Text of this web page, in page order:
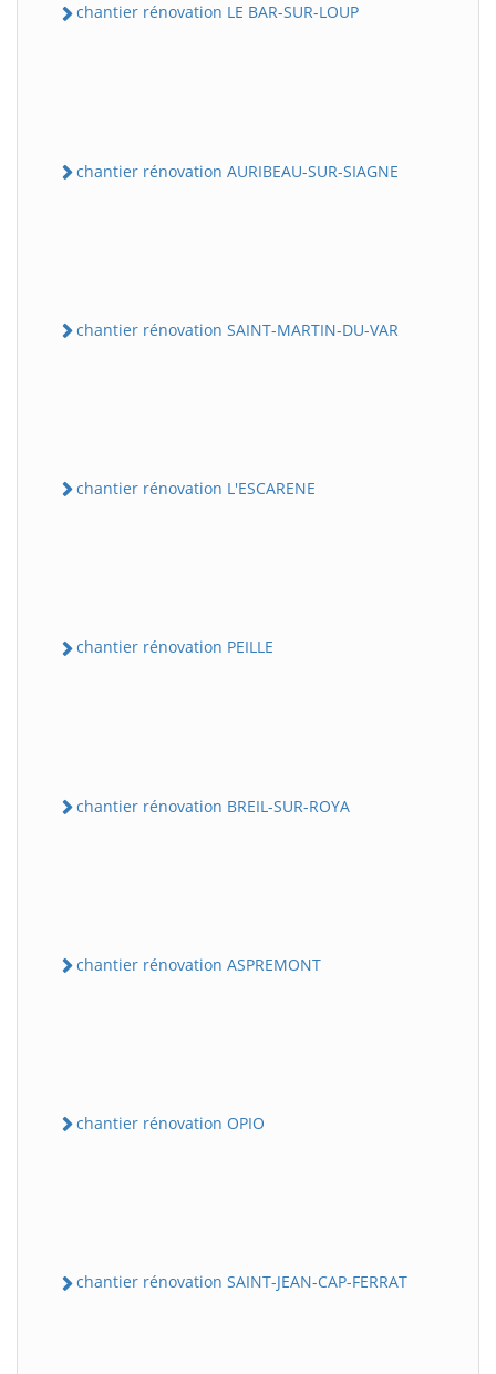
chantier rénovation LE BAR-SUR-LOUP
chantier rénovation AURIBEAU-SUR-SIAGNE
chantier rénovation SAINT-MARTIN-DU-VAR
chantier rénovation L'ESCARENE
chantier rénovation PEILLE
chantier rénovation BREIL-SUR-ROYA
chantier rénovation ASPREMONT
chantier rénovation OPIO
chantier rénovation SAINT-JEAN-CAP-FERRAT